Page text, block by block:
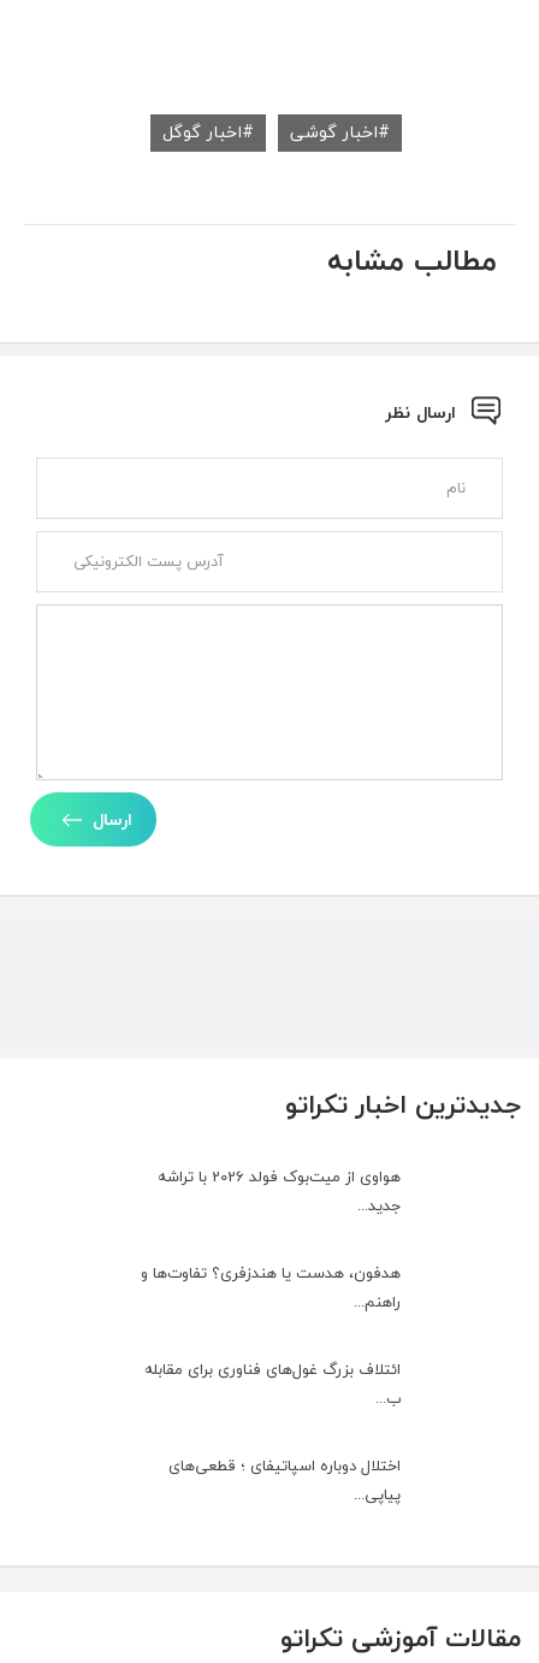
جدیدترین اخبار تکراتو
هواوی از میت‌بوک فولد 2026 با تراشه
جدید...
هدفون، هدست یا هندزفری؟ تفاوت‌ها و
راهنم...
ائتلاف بزرگ غول‌های فناوری برای مقابله
ب...
اختلال دوباره اسپاتیفای ؛ قطعی‌های
پیاپی...
اخبار گوشی اخبار گوگل
مطالب مشابه
ارسال نظر
ارسال
مقالات آموزشی تکراتو